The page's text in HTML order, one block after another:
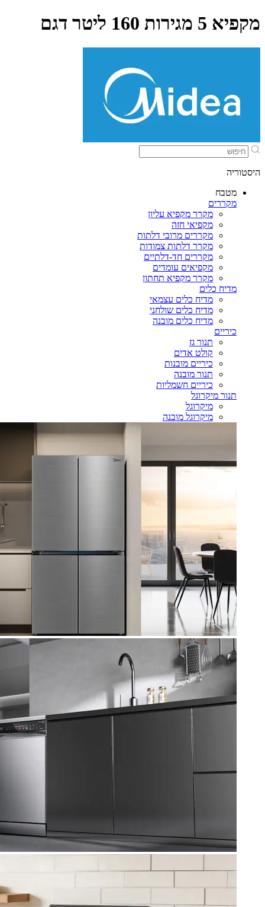
מקפיא 5 מגירות 160 ליטר דגם
היסטוריה
מטבח
מקררים
מקרר מקפיא עליון
מקפיאי חזה
מקררים מרובי דלתות
מקרר דלתות צמודות
מקררים חד-דלתיים
מקפיאים עומדים
מקרר מקפיא תחתון
מדיח כלים
מדיח כלים עצמאי
מדיח כלים שולחני
מדיח כלים מובנה
כיריים
תנור גז
קולט אדים
כיריים מובנות
תנור מובנה
כיריים חשמליות
תנור מיקרוגל
מיקרוגל
מיקרוגל מובנה